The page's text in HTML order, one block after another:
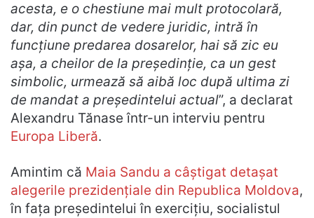
acesta, e o chestiune mai mult protocolară,
dar, din punct de vedere juridic, intră în
funcțiune predarea dosarelor, hai să zic eu
așa, a cheilor de la președinție, ca un gest
simbolic, urmează să aibă loc după ultima zi
de mandat a președintelui actual”, a declarat
Alexandru Tănase într-un interviu pentru
Europa Liberă.
Amintim că Maia Sandu a câștigat detașat
alegerile prezidențiale din Republica Moldova,
în fața președintelui în exercițiu, socialistul